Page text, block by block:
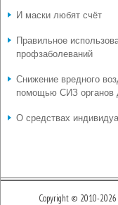
И маски любят счёт
Правильное
профзаболеваний
Снижение вредного
помощью СИЗ органов
О средствах
Copyright © 2010-2026